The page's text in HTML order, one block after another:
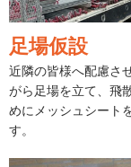
足場仮設
近隣の皆様へ配慮さ
がら足場を立て、飛
めにメッシュシート
す。